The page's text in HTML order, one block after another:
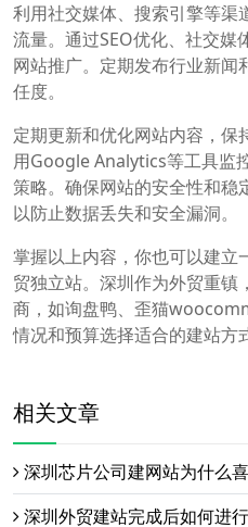
利用社交媒体、搜索引擎等渠
流量。通过SEO优化、社交媒
网站推广。定期发布行业新
任度。
定期更新和优化网站内容，保
用Google Analytics等工具监
策略。确保网站的安全性和稳
以防止数据丢失和安全漏洞。
掌握以上内容，你也可以建立
贸独立站。深圳作为外贸重镇
商，如询盘鸭、歪猫
情况和预算选择适合的建站方
相关文章
深圳芯片公司建网站为什么
深圳外贸建站完成后如何进